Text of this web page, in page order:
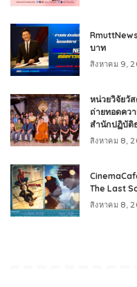
บาท
สิงหาคม 9,
หน่วยวิจัยวั
ถ่ายทอดคว
สำนักปฏิบัติ
สิงหาคม 8,
The Last
สิงหาคม 8,